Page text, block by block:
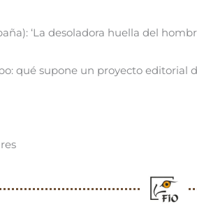
‘La desoladora huella del
qué supone un proyecto editorial